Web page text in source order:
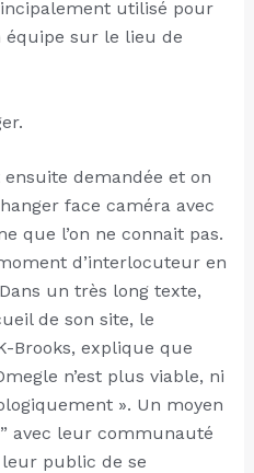
utilisé pour
équipe sur le lieu de
demandée et on
face caméra avec
que l’on ne connait pas.
d’interlocuteur en
un très long texte,
de son site, le
Brooks, explique que
n’est plus viable, ni
». Un moyen
avec leur communauté
public de se